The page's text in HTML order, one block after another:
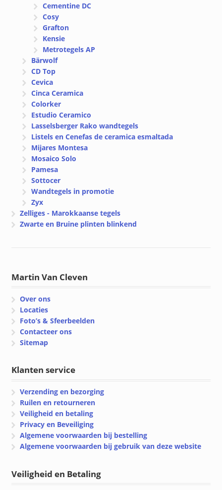
Cementine DC
Cosy
Grafton
Kensie
Metrotegels AP
Bärwolf
CD Top
Cevica
Cinca Ceramica
Colorker
Estudio Ceramico
Lasselsberger Rako wandtegels
Listels en Cenefas de ceramica esmaltada
Mijares Montesa
Mosaico Solo
Pamesa
Sottocer
Wandtegels in promotie
Zyx
Zelliges - Marokkaanse tegels
Zwarte en Bruine plinten blinkend
Martin Van Cleven
Over ons
Locaties
Foto’s & Sfeerbeelden
Contacteer ons
Sitemap
Klanten service
Verzending en bezorging
Ruilen en retourneren
Veiligheid en betaling
Privacy en Beveiliging
Algemene voorwaarden bij bestelling
Algemene voorwaarden bij gebruik van deze website
Veiligheid en Betaling